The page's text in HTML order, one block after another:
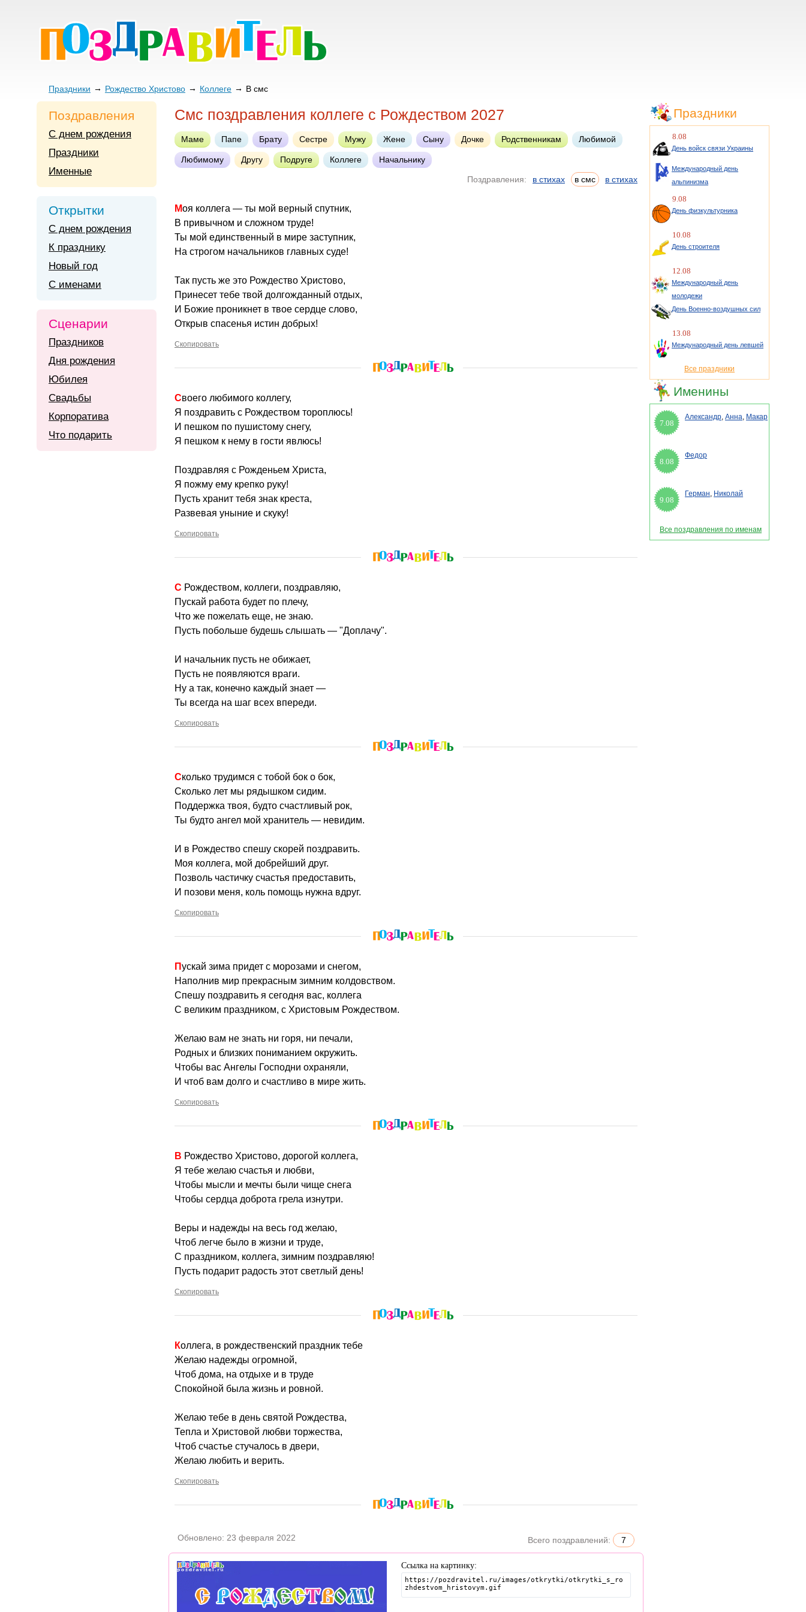
Праздники Рождество Христово Коллеге В смс
Смс поздравления коллеге с Рождеством 2027
Маме Папе Брату Сестре Мужу Жене Сыну Дочке Родственникам Любимой
Любимому Другу Подруге Коллеге Начальнику
Поздравления: в стихах в смс в стихах
Моя коллега — ты мой верный спутник,
В привычном и сложном труде!
Ты мой единственный в мире заступник,
На строгом начальников главных суде!
Так пусть же это Рождество Христово,
Принесет тебе твой долгожданный отдых,
И Божие проникнет в твое сердце слово,
Открыв спасенья истин добрых!
Скопировать
Своего любимого коллегу,
Я поздравить с Рождеством тороплюсь!
И пешком по пушистому снегу,
Я пешком к нему в гости явлюсь!
Поздравляя с Рожденьем Христа,
Я пожму ему крепко руку!
Пусть хранит тебя знак креста,
Развевая уныние и скуку!
Скопировать
С Рождеством, коллеги, поздравляю,
Пускай работа будет по плечу,
Что же пожелать еще, не знаю.
Пусть побольше будешь слышать — "Доплачу".
И начальник пусть не обижает,
Пусть не появляются враги.
Ну а так, конечно каждый знает —
Ты всегда на шаг всех впереди.
Скопировать
Сколько трудимся с тобой бок о бок,
Сколько лет мы рядышком сидим.
Поддержка твоя, будто счастливый рок,
Ты будто ангел мой хранитель — невидим.
И в Рождество спешу скорей поздравить.
Моя коллега, мой добрейший друг.
Позволь частичку счастья предоставить,
И позови меня, коль помощь нужна вдруг.
Скопировать
Пускай зима придет с морозами и снегом,
Наполнив мир прекрасным зимним колдовством.
Спешу поздравить я сегодня вас, коллега
С великим праздником, с Христовым Рождеством.
Желаю вам не знать ни горя, ни печали,
Родных и близких пониманием окружить.
Чтобы вас Ангелы Господни охраняли,
И чтоб вам долго и счастливо в мире жить.
Скопировать
В Рождество Христово, дорогой коллега,
Я тебе желаю счастья и любви,
Чтобы мысли и мечты были чище снега
Чтобы сердца доброта грела изнутри.
Веры и надежды на весь год желаю,
Чтоб легче было в жизни и труде,
С праздником, коллега, зимним поздравляю!
Пусть подарит радость этот светлый день!
Скопировать
Коллега, в рождественский праздник тебе
Желаю надежды огромной,
Чтоб дома, на отдыхе и в труде
Спокойной была жизнь и ровной.
Желаю тебе в день святой Рождества,
Тепла и Христовой любви торжества,
Чтоб счастье стучалось в двери,
Желаю любить и верить.
Скопировать
Обновлено: 23 февраля 2022 Всего поздравлений: 7
Ссылка на картинку:
Поздравления
С днем рождения
Праздники
Именные
Открытки
С днем рождения
К празднику
Новый год
С именами
Сценарии
Праздников
Дня рождения
Юбилея
Свадьбы
Корпоратива
Что подарить
Праздники
8.08
День войск связи Украины
Международный день
альпинизма
9.08
День физкультурника
10.08
День строителя
12.08
Международный день
молодежи
День Военно-воздушных сил
13.08
Международный день левшей
Все праздники
Именины
7.08
Александр, Анна, Макар
8.08
Федор
9.08
Герман, Николай
Все поздравления по именам